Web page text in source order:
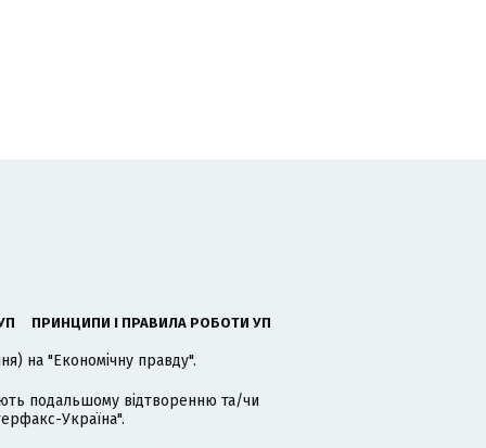
ПРИНЦИПИ І ПРАВИЛА РОБОТИ УП
на "Економічну правду".
подальшому відтворенню та/чи
Україна".